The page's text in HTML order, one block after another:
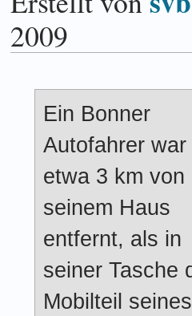
2009
Ein Bonner
Autofahrer war
etwa 3 km von
seinem Haus
entfernt, als in
seiner Tasche
Mobilteil seines